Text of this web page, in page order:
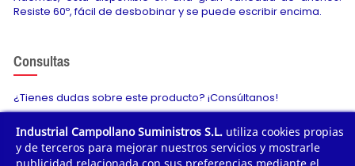
Resiste 60º, fácil de desbobinar y se puede escribir encima.
Consultas
¿Tienes dudas sobre este producto? ¡Consúltanos!
Envíanos tu consulta
Industrial Campollano Suministros S.L. utiliza cookies propias
y de terceros para mejorar nuestros servicios y mostrarle